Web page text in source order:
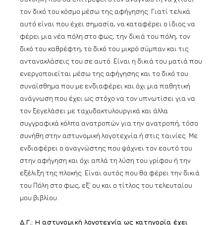
τον δικό του κόσμο μέσω της αφήγησης. Γιατί τελικά
αυτό είναι που έχει σημασία, να καταφέρει ο ίδιος να
φέρει μια νέα πόλη στο φως, την δικιά του πόλη, τον
δικό του καθρέφτη, το δικό του μικρό σύμπαν και τις
αντανακλάσεις του σε αυτό. Είναι η δικιά του ματιά που
ενεργοποιείται μέσω της αφήγησης και το δικό του
συναίσθημα που με ενδιαφέρει και όχι μια παθητική
ανάγνωση που έχει ως στόχο να τον υπνωτίσει για να
τον ξεγελάσει με ταχυδακτυλουργικά και άλλα
συγγραφικά κόλπα ανατροπών για την ανατροπή, τόσο
συνήθη στην αστυνομική λογοτεχνία ή στις ταινίες. Με
ενδιαφέρει ο αναγνώστης που ψάχνει τον εαυτό του
στην αφήγηση και όχι απλά τη λύση του γρίφου ή την
εξέλιξη της πλοκής. Είναι αυτός που θα φέρει την δικιά
του Πόλη στο φως, εξ’ ου και ο τίτλος του τελευταίου
μου βιβλίου.
Δ.Γ.: H αστυνομική λογοτεχνία ως κατηγορία έχει